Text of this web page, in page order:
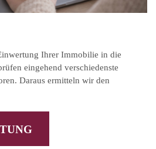
Ihrer Immobilie in die
eingehend verschiedenste
Daraus ermitteln wir den